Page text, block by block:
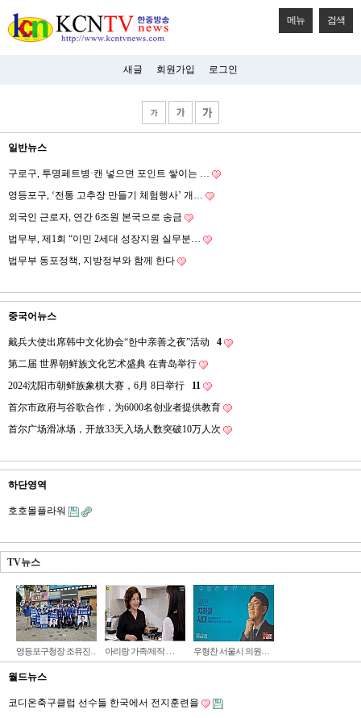
메뉴 검색
새글 회원가입 로그인
일반뉴스
구로구, 투명페트병·캔 넣으면 포인트 쌓이는 …
영등포구, ‘전통 고추장 만들기 체험행사’ 개…
외국인 근로자, 연간 6조원 본국으로 송금
법무부, 제1회 “이민 2세대 성장지원 실무분…
법무부 동포정책, 지방정부와 함께 한다
중국어뉴스
戴兵大使出席韩中文化协会“한中亲善之夜”活动
4
第二届 世界朝鲜族文化艺术盛典 在青岛举行
2024沈阳市朝鲜族象棋大赛，6月 8日举行
11
首尔市政府与谷歌合作，为6000名创业者提供教育
首尔广场滑冰场，开放33天入场人数突破10万人次
하단영역
호호몰플라워
TV뉴스
영등포구청장 조유진… 아리랑 가족/제작 … 우형찬 서울시 의원…
월드뉴스
코디온축구클럽 선수들 한국에서 전지훈련을